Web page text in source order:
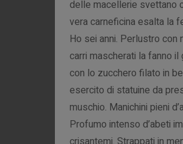
delle macellerie svettano
vera carneficina esalta la
Ho sei anni. Perlustro con
carri mascherati la fanno
con lo zucchero filato in
esercito di statuine da
muschio. Manichini pieni
Profumo intenso d’abeti